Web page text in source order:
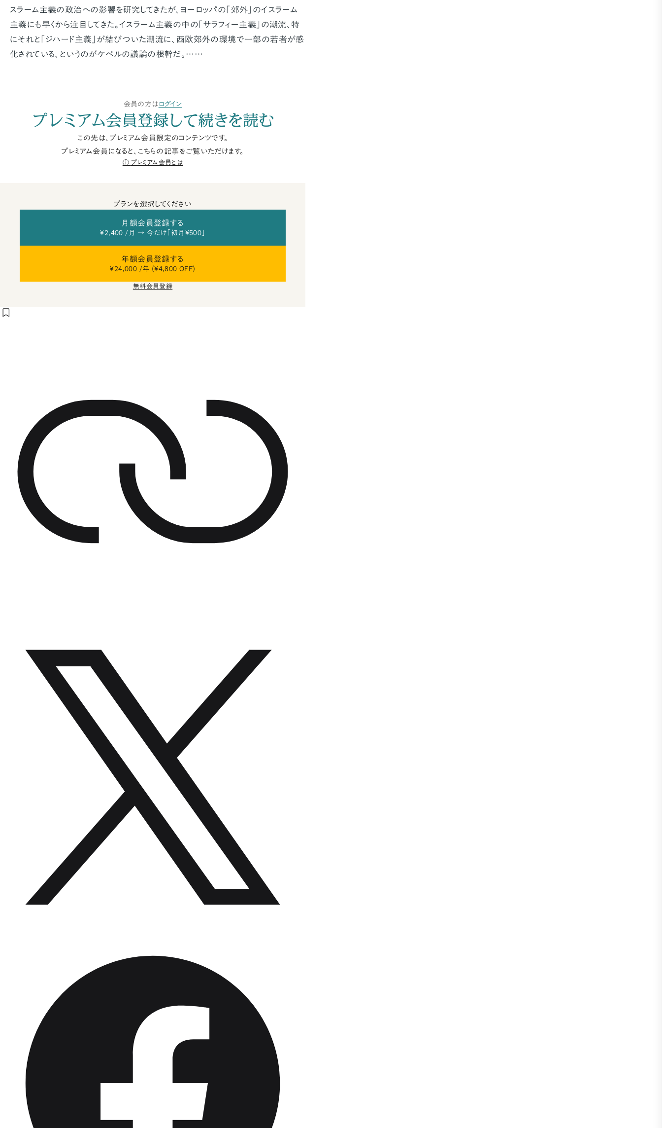
スラーム主義の政治への影響を研究してきたが、ヨーロッパの「郊外」のイスラーム
主義にも早くから注目してきた。イスラーム主義の中の「サラフィー主義」の潮流、特
にそれと「ジハード主義」が結びついた潮流に、西欧郊外の環境で一部の若者が感
化されている、というのがケペルの議論の根幹だ。……
会員の方は ログイン
プレミアム会員登録して続きを読む
この先は、プレミアム会員限定のコンテンツです。
プレミアム会員になると、こちらの記事をご覧いただけます。
プレミアム会員とは
プランを選択してください
月額会員登録する
¥2,400 /月 → 今だけ「初月¥500」
年額会員登録する
¥24,000 /年 (¥4,800 OFF)
無料会員登録